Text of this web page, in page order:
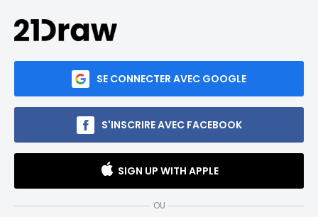
SE CONNECTER AVEC GOOGLE
S'INSCRIRE AVEC FACEBOOK
SIGN UP WITH APPLE
OU